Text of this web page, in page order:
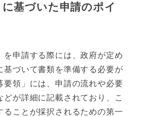
に基づいた申請のポイ
を申請する際には、政府が定め
基づいて書類を準備する必要が
要領」には、申請の流れや必要
どが詳細に記載されており、こ
ることが採択されるための第一